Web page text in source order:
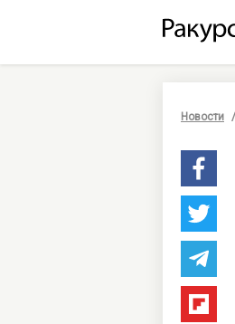
Новости